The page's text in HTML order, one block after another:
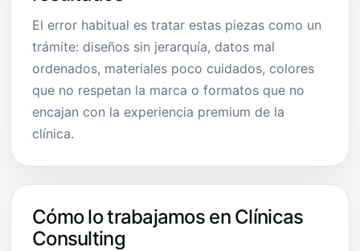
El error habitual es tratar estas piezas como un
trámite: diseños sin jerarquía, datos mal
ordenados, materiales poco cuidados, colores
que no respetan la marca o formatos que no
encajan con la experiencia premium de la
clínica.
Cómo lo trabajamos en Clínicas
Consulting